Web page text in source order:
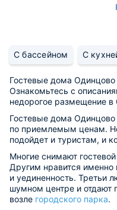
С бассейном С
Гостевые дома
Ознакомьтесь с
недорогое размещение в
Гостевые дома
по приемлемым ценам.
подойдет и туристам, и
Многие снимают
Другим нравится именно
и уединенность. Третьи
шумном центре и отдают
возле городского парка.